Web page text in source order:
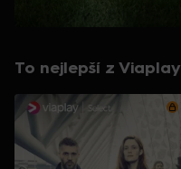
To nejlepší z Viaplay